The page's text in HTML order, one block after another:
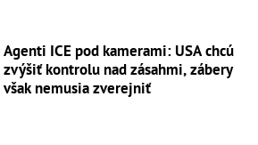
Agenti ICE pod kamerami: USA chcú
zvýšiť kontrolu nad zásahmi, zábery
však nemusia zverejniť